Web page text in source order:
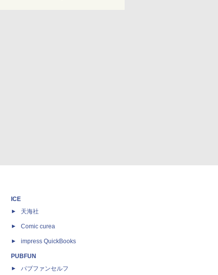
ICE
天海社
Comic curea
impress QuickBooks
PUBFUN
パブファンセルフ